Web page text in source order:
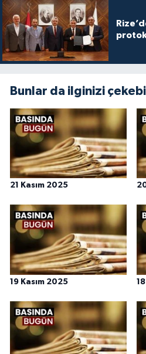
Bunlar da ilginizi
21 Kasım 2025
19 Kasım 2025